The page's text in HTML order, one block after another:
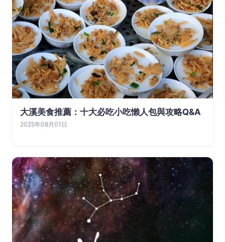
大溪美食推薦：十大必吃小吃懶人包與攻略Q&A
2025年08月01日